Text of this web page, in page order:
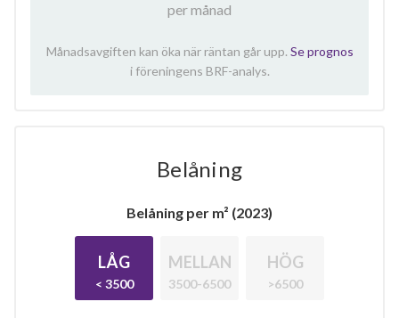
per månad
Månadsavgiften kan öka när räntan går upp. Se prognos
i föreningens BRF-analys.
Belåning
Belåning per m² (2023)
LÅG
< 3500
MELLAN
3500-6500
HÖG
>6500